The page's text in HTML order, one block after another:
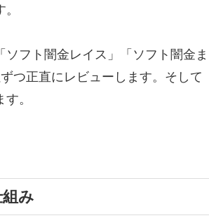
フト闇金レイス」「ソフト闇金ま
つ正直にレビューします。そして
。
み